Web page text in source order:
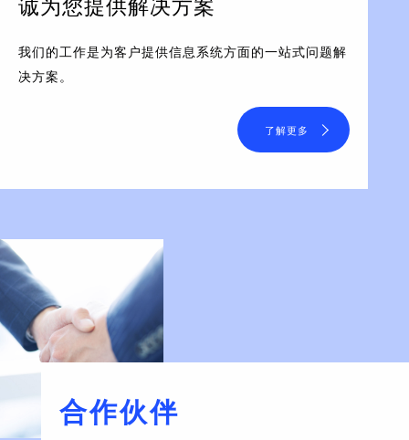
我们的工作是为客户提供信息系统方面的一站式问题解
决方案。
了解更多
合作伙伴